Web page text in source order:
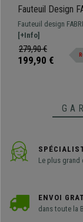
Fauteuil Design
Grand
Pivotant, en Tissu,
Fauteuil design
élégant avec assise,
accoudoirs
rembourrés pour un
[+Info]
279,90 €
199,90 €
Le plus grand
ENVOI
dans toute la